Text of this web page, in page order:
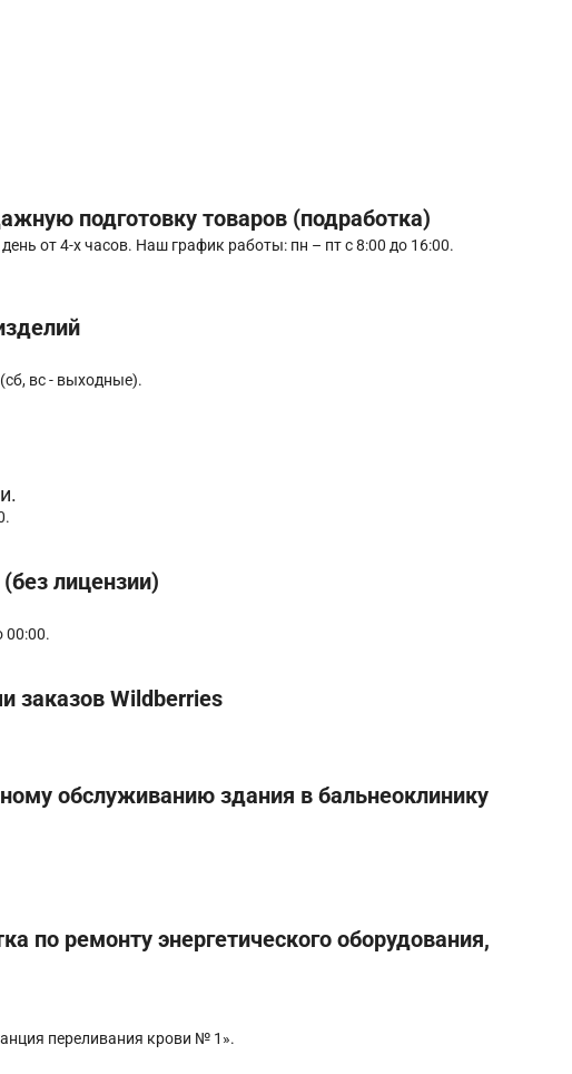
подготовку товаров (подработка)
от 4-х часов. Наш график работы: пн – пт с 8:00 до 16:00.
вс - выходные).
лицензии)
00:00.
заказов Wildberries
обслуживанию здания в бальнеоклинику
по ремонту энергетического оборудования,
переливания крови № 1».